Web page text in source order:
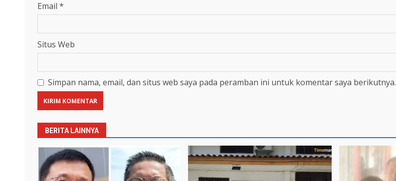
Email *
Situs Web
Simpan nama, email, dan situs web saya pada peramban ini untuk komentar saya berikutnya.
BERITA LAINNYA